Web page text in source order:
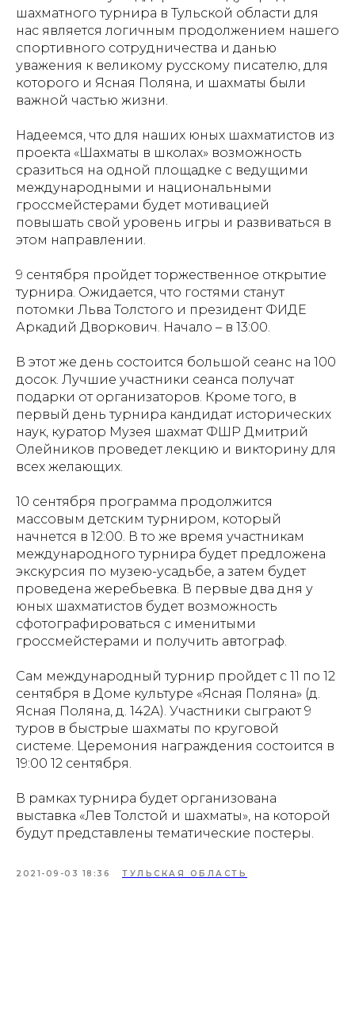
шахматного турнира в Тульской области для
нас является логичным продолжением нашего
спортивного сотрудничества и данью
уважения к великому русскому писателю, для
которого и Ясная Поляна, и шахматы были
важной частью жизни.
Надеемся, что для наших юных шахматистов из
проекта «Шахматы в школах» возможность
сразиться на одной площадке с ведущими
международными и национальными
гроссмейстерами будет мотивацией
повышать свой уровень игры и развиваться в
этом направлении.
9 сентября пройдет торжественное открытие
турнира. Ожидается, что гостями станут
потомки Льва Толстого и президент ФИДЕ
Аркадий Дворкович. Начало – в 13:00.
В этот же день состоится большой сеанс на 100
досок. Лучшие участники сеанса получат
подарки от организаторов. Кроме того, в
первый день турнира кандидат исторических
наук, куратор Музея шахмат ФШР Дмитрий
Олейников проведет лекцию и викторину для
всех желающих.
10 сентября программа продолжится
массовым детским турниром, который
начнется в 12:00. В то же время участникам
международного турнира будет предложена
экскурсия по музею-усадьбе, а затем будет
проведена жеребьевка. В первые два дня у
юных шахматистов будет возможность
сфотографироваться с именитыми
гроссмейстерами и получить автограф.
Сам международный турнир пройдет с 11 по 12
сентября в Доме культуре «Ясная Поляна» (д.
Ясная Поляна, д. 142А). Участники сыграют 9
туров в быстрые шахматы по круговой
системе. Церемония награждения состоится в
19:00 12 сентября.
В рамках турнира будет организована
выставка «Лев Толстой и шахматы», на которой
будут представлены тематические постеры.
2021-09-03 18:36 ТУЛЬСКАЯ ОБЛАСТЬ
Проекты
Ресурсные центры
Новости
Контакты
Политика обработки персональных данных